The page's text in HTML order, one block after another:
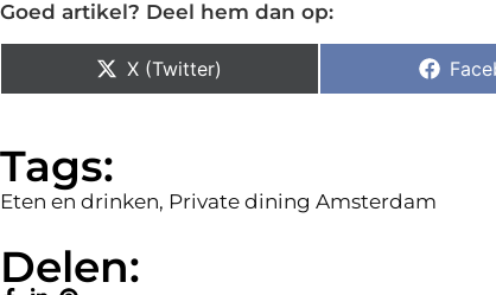
Goed artikel? Deel hem dan op:
X (Twitter)
Tags:
Eten en drinken, Private dining Amsterdam
Delen: